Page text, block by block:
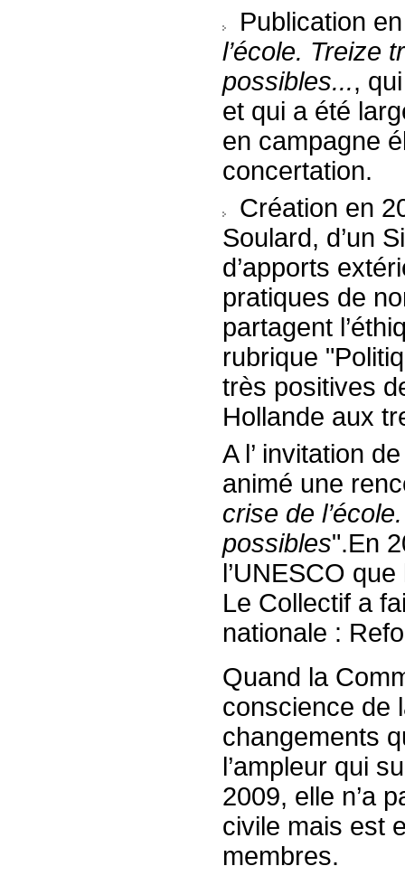
Publication
l’école. Treize
possibles...,
et qui a été
en campagne
concertation.
Création en
Soulard, d’un
d’apports
pratiques de
partagent
rubrique
très positives
Hollande aux
A l’ invitation
animé une
crise de
possibles".En
l’UNESCO
Le Collectif a
nationale :
Quand la
conscience de
changements
l’ampleur qui
2009, elle n’a
civile mais est
membres.